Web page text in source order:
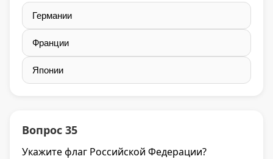
Германии
Франции
Японии
Вопрос 35
Укажите флаг Российской Федерации?